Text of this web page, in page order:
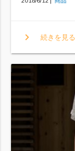
chevron_right 続きを見る